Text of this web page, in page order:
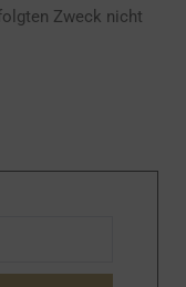
Zweck nicht